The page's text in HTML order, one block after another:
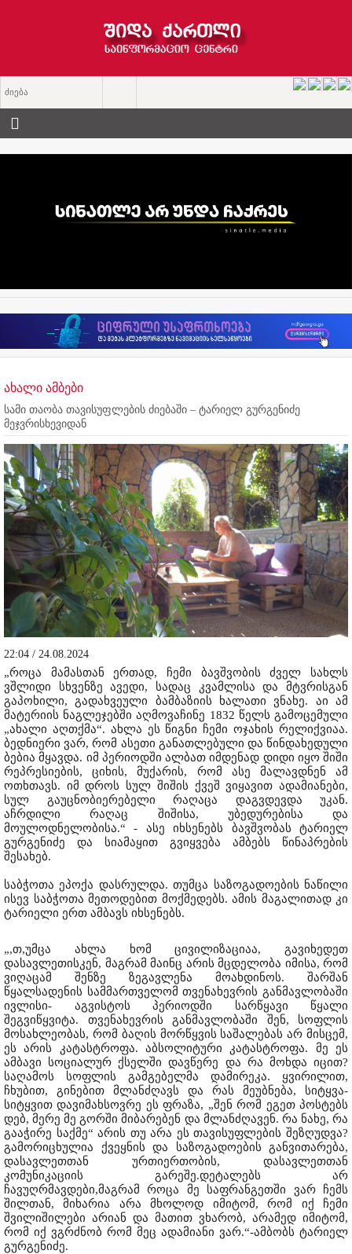
ახალი ამბები
სამი თაობა თავისუფლების ძიებაში – ტარიელ გურგენიძე
მეჯვრისხევიდან
22:04 / 24.08.2024
„როცა მამასთან ერთად, ჩემი ბავშვობის ძველ სახლს
ვშლიდი სხვენზე ავედი, სადაც კვამლისა და მტვრისგან
გაპოხილი, გადახვეული ბამბაზიის ხალათი ვნახე. აი ამ
მატერიის ნაგლეჯებში აღმოვაჩინე 1832 წელს გამოცემული
„ახალი აღთქმა“. ახლა ეს წიგნი ჩემი ოჯახის რელიქვიაა.
ბედნიერი ვარ, რომ ასეთი განათლებული და წინდახედული
ბებია მყავდა. იმ პერიოდში ალბათ იმდენად დიდი იყო შიში
რეპრესიების, ციხის, მუქარის, რომ ასე მალავდნენ ამ
ოთხთავს. იმ დროს სულ შიშის ქვეშ ვიყავით ადამიანები,
სულ გაუცნობიერებელი რაღაცა დაგვდევდა უკან.
აჩრდილი რაღაც შიშისა, უბედურებისა და
მოულოდნელობისა.“ - ასე იხსენებს ბავშვობას ტარიელ
გურგენიძე და სიამაყით გვიყვება ამბებს წინაპრების
შესახებ.
საბჭოთა ეპოქა დასრულდა. თუმცა საზოგადოების ნაწილი
ისევ საბჭოთა მეთოდებით მოქმედებს. ამის მაგალითად კი
ტარიელი ერთ ამბავს იხსენებს.
„,თ,უმცა ახლა ხომ ცივილიზაციაა, გავიხედეთ
დასავლეთისკენ, მაგრამ მაინც არის მცდელობა იმისა, რომ
ვიღაცამ შენზე ზეგავლენა მოახდინოს. შარშან
წყალსადენის სამმართველომ თვენახევრის განმავლობაში
ივლისი- აგვისტოს პერიოდში სარწყავი წყალი
შეგვიწყვიტა. თვენახევრის განმავლობაში შენ, სოფლის
მოსახლეობას, რომ ბაღის მორწყვის საშალებას არ მისცემ,
ეს არის კატასტროფა. აბსოლიტური კატასტროფა. მე ეს
ამბავი სოციალურ ქსელში დავწერე და რა მოხდა იცით?
საღამოს სოფლის გამგებელმა დამირეკა. ყვირილით,
ჩხუბით, გინებით მლანძღავს და რას მეუბნება, სიტყვა-
სიტყვით დავიმახსოვრე ეს ფრაზა, „შენ რომ ეგეთ პოსტებს
დებ, მერე მე გორში მიბარებენ და მლანძღავენ. რა ნახე, რა
გააჭირე საქმე“ არის თუ არა ეს თავისუფლების შეზღუდვა?
გამორიცხულია ქვეყნის და საზოგადოების განვითარება,
დასავლეთთან ურთიერთობის, დასავლეთთან
კომუნიკაციის გარეშე.დეტალებს არ
ჩავუღრმავდები,მაგრამ როცა მე საფრანგეთში ვარ ჩემს
შილთან, მიხარია არა მხოლოდ იმიტომ, რომ იქ ჩემი
შვილიშილები არიან და მათით ვხარობ, არამედ იმიტომ,
რომ იქ ვგრძნობ რომ მეც ადამიანი ვარ.“-ამბობს ტარიელ
გურგენიძე.